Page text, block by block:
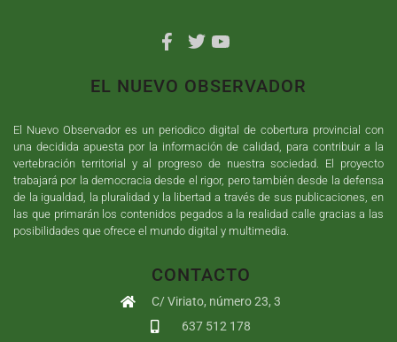
EL NUEVO OBSERVADOR
El Nuevo Observador es un periodico digital de cobertura provincial con
una decidida apuesta por la información de calidad, para contribuir a la
vertebración territorial y al progreso de nuestra sociedad. El proyecto
trabajará por la democracia desde el rigor, pero también desde la defensa
de la igualdad, la pluralidad y la libertad a través de sus publicaciones, en
las que primarán los contenidos pegados a la realidad calle gracias a las
posibilidades que ofrece el mundo digital y multimedia.
CONTACTO
C/ Viriato, número 23, 3
637 512 178